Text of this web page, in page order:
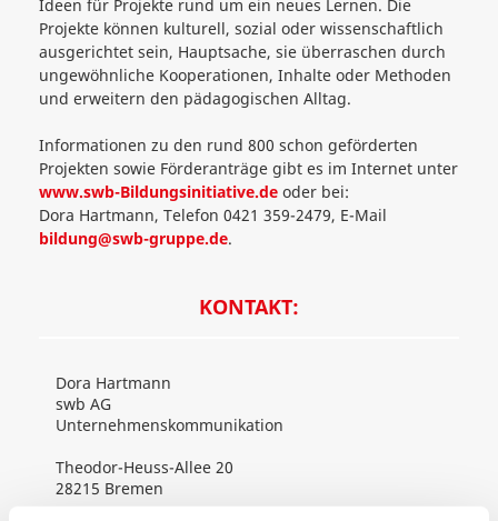
Ideen für Projekte rund um ein neues Lernen. Die
Projekte können kulturell, sozial oder wissenschaftlich
ausgerichtet sein, Hauptsache, sie überraschen durch
ungewöhnliche Kooperationen, Inhalte oder Methoden
und erweitern den pädagogischen Alltag.
Informationen zu den rund 800 schon geförderten
Projekten sowie Förderanträge gibt es im Internet unter
www.swb-Bildungsinitiative.de oder bei:
Dora Hartmann, Telefon 0421 359-2479, E-Mail
bildung@swb-gruppe.de.
KONTAKT:
Dora Hartmann
swb AG
Unternehmenskommunikation
Theodor-Heuss-Allee 20
28215 Bremen